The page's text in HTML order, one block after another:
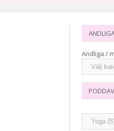
Andliga /